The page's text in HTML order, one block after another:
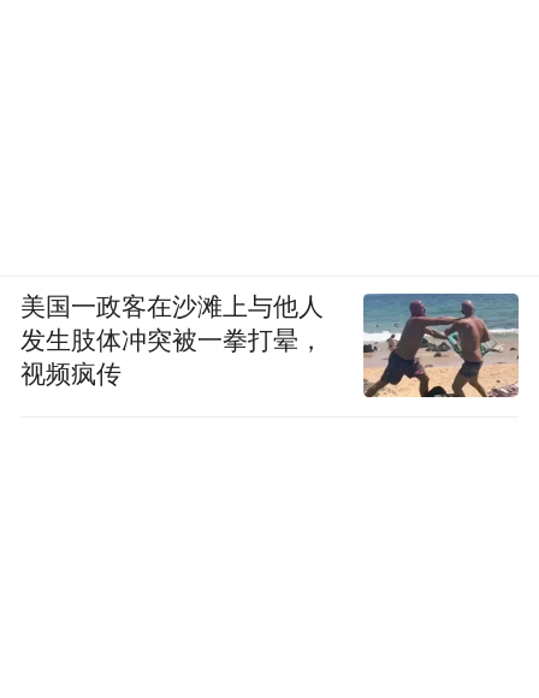
美国一政客在沙滩上与他人
发生肢体冲突被一拳打晕，
视频疯传